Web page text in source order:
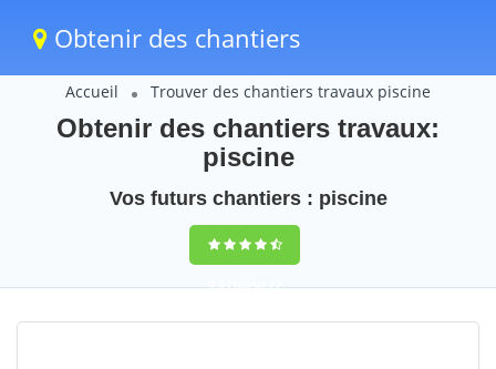
Obtenir des chantiers
Accueil Trouver des chantiers travaux piscine
Obtenir des chantiers travaux:
piscine
Vos futurs chantiers : piscine
9,5(100%)77
votes